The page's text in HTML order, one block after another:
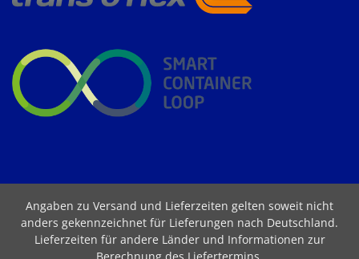
Angaben zu Versand und Lieferzeiten gelten soweit nicht
anders gekennzeichnet für Lieferungen nach Deutschland.
Lieferzeiten für andere Länder und Informationen zur